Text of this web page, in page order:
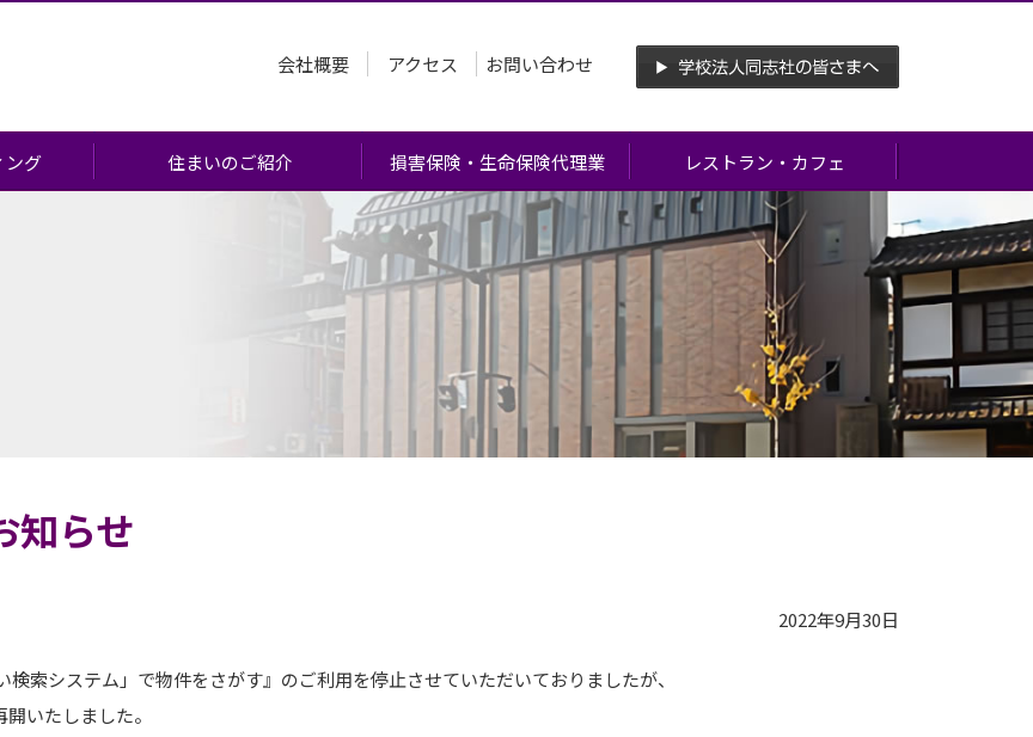
会社概要 アクセス お問い合わせ
ング 住まいのご紹介 損害保険・生命保険代理業 レストラン・カフェ
知らせ
2022年9月30日
索システム」で物件をさがす』のご利用を停止させていただいておりましたが、
いたしました。